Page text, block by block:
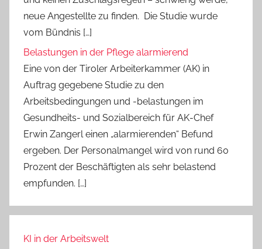
neue Angestellte zu finden. Die Studie wurde
vom Bündnis […]
Belastungen in der Pflege alarmierend
Eine von der Tiroler Arbeiterkammer (AK) in
Auftrag gegebene Studie zu den
Arbeitsbedingungen und -belastungen im
Gesundheits- und Sozialbereich für AK-Chef
Erwin Zangerl einen „alarmierenden“ Befund
ergeben. Der Personalmangel wird von rund 60
Prozent der Beschäftigten als sehr belastend
empfunden. […]
KI in der Arbeitswelt